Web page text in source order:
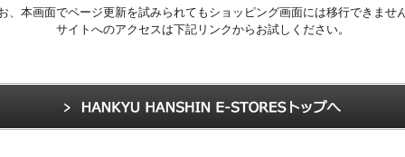
、本画面でページ更新を試みられてもショッピング画面には移行できませ
サイトへのアクセスは下記リンクからお試しください。